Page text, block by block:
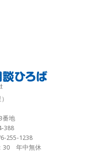
番地
388
255-1238
30 年中無休